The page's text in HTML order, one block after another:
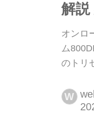
解説
オンロ
ム
のトリ
ー1 解
フロン
W